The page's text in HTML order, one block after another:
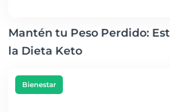
Mantén tu Peso Perdido:
la Dieta Keto
Bienestar